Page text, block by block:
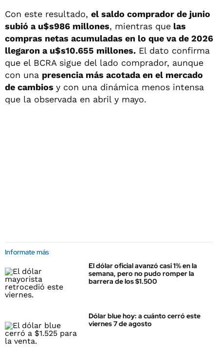
Con este resultado, el saldo comprador de junio
subió a u$s986 millones, mientras que las
compras netas acumuladas en lo que va de 2026
llegaron a u$s10.655 millones. El dato confirma
que el BCRA sigue del lado comprador, aunque
con una presencia más acotada en el mercado
de cambios y con una dinámica menos intensa
que la observada en abril y mayo.
Informate más
El dólar oficial avanzó casi 1% en la
semana, pero no pudo romper la
barrera de los $1.500
Dólar blue hoy: a cuánto cerró este
viernes 7 de agosto